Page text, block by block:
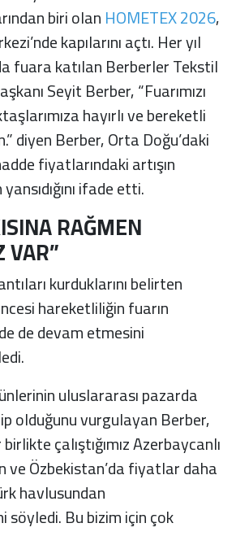
biri olanHOMETEX 2026,
kapılarını açtı. Her yıl
fuara katılan Berberler Tekstil
Seyit Berber, “Fuarımızı
hayırlı ve bereketli
diyen Berber, Orta Doğu’daki
fiyatlarındaki artışın
ifade etti.
RAĞMEN
kurduklarını belirten
hareketliliğin fuarın
de devam etmesini
uluslararası pazarda
olduğunu vurgulayan Berber,
birlikte çalıştığımız Azerbaycanlı
ve Özbekistan’da fiyatlar daha
havlusundan
söyledi. Bu bizim için çok